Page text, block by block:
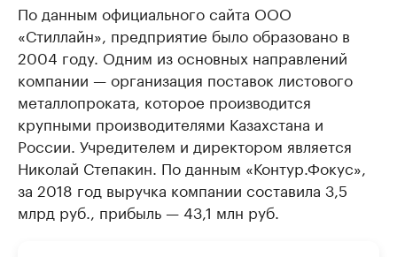
По данным официального сайта ООО
«Стиллайн», предприятие было образовано в
2004 году. Одним из основных направлений
компании — организация поставок листового
металлопроката, которое производится
крупными производителями Казахстана и
России. Учредителем и директором является
Николай Степакин. По данным «Контур.Фокус»,
за 2018 год выручка компании составила 3,5
млрд руб., прибыль — 43,1 млн руб.